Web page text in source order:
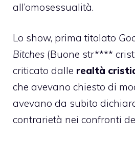
all’omosessualità.
Lo show, prima titolato
Bitches (Buone str****
criticato dalle realtà
che avevano chiesto di
avevano da subito
contrarietà nei confronti